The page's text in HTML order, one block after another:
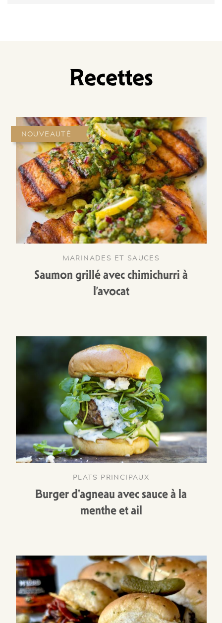
Recettes
NOUVEAUTÉ
MARINADES ET SAUCES
Saumon grillé avec chimichurri à
l’avocat
PLATS PRINCIPAUX
Burger d'agneau avec sauce à la
menthe et ail